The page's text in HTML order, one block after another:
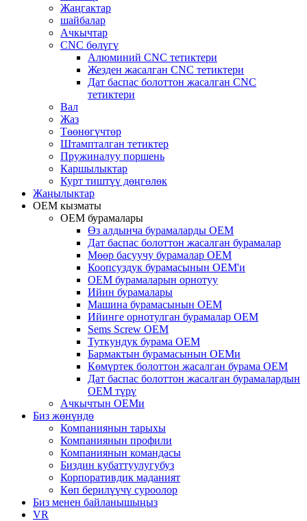
Жаңгактар
шайбалар
Ачкычтар
CNC бөлүгү
Алюминий CNC тетиктери
Жезден жасалган CNC тетиктери
Дат баспас болоттон жасалган CNC
тетиктери
Вал
Жаз
Төөнөгүчтөр
Штампталган тетиктер
Пружиналуу поршень
Каршылыктар
Курт тиштүү дөңгөлөк
Жаңылыктар
OEM кызматы
OEM бурамалары
Өз алдынча бурамаларды OEM
Дат баспас болоттон жасалган бурамалар
Мөөр басуучу бурамалар OEM
Коопсуздук бурамасынын OEM'и
OEM бурамаларын орнотуу
Ийин бурамалары
Машина бурамасынын OEM
Ийинге орнотулган бурамалар OEM
Sems Screw OEM
Туткундук бурама OEM
Бармактын бурамасынын OEMи
Көмүртек болоттон жасалган бурама OEM
Дат баспас болоттон жасалган бурамалардын
OEM түрү
Ачкычтын OEMи
Биз жөнүндө
Компаниянын тарыхы
Компаниянын профили
Компаниянын командасы
Биздин кубаттуулугубуз
Корпоративдик маданият
Көп берилүүчү суроолор
Биз менен байланышыңыз
VR